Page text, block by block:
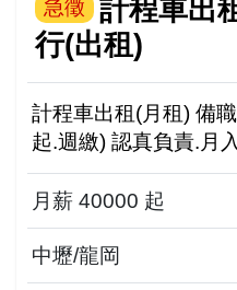
急徵
計程車出
行(出租)
計程車出租(月租) 備
起.週繳) 認真負責.月
租
月薪 40000 起
中壢/龍岡